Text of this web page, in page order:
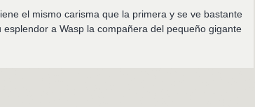
el mismo carisma que la primera y se ve bastante
a Wasp la compañera del pequeño gigante